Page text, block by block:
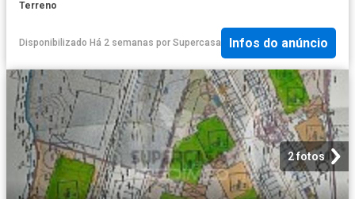
Terreno
Disponibilizado Há 2 semanas por Supercasa Infos do anúncio
2 fotos